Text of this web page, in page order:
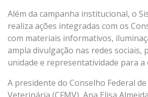
Além da campanha institucional, o
realiza ações integradas com os
com materiais informativos,
ampla divulgação nas redes sociais,
unidade e representatividade para a
A presidente do Conselho Federal
Veterinária (CFMV), Ana Elisa